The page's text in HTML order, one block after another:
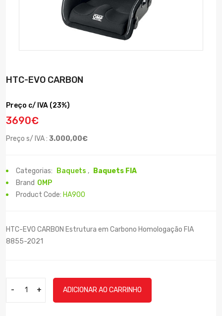
HTC-EVO CARBON
Preço c/ IVA (23%)
3690€
Preço s/ IVA : 3.000,00€
Categorias: Baquets ,
Baquets FIA
Brand OMP
Product Code: HA900
HTC-EVO CARBON Estrutura em Carbono Homologação FIA
8855-2021
- + ADICIONAR AO CARRINHO